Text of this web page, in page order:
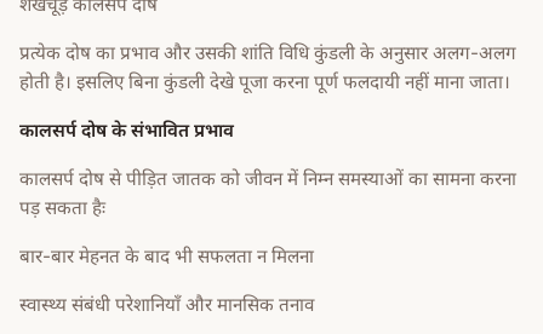
शंखचूड़ कालसर्प दोष
प्रत्येक दोष का प्रभाव और उसकी शांति विधि कुंडली के अनुसार अलग-अलग
होती है। इसलिए बिना कुंडली देखे पूजा करना पूर्ण फलदायी नहीं माना जाता।
कालसर्प दोष के संभावित प्रभाव
कालसर्प दोष से पीड़ित जातक को जीवन में निम्न समस्याओं का सामना करना
पड़ सकता हैः
बार-बार मेहनत के बाद भी सफलता न मिलना
स्वास्थ्य संबंधी परेशानियाँ और मानसिक तनाव